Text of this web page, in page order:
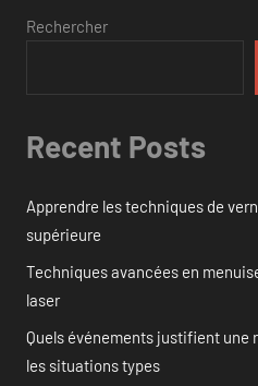
Rechercher
Recent Posts
Apprendre les techniques de
supérieure
Techniques avancées en
laser
Quels événements justifient une
les situations types